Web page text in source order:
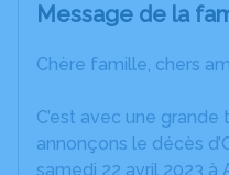
Message de la
Chère famille, chers
C’est avec une
annonçons le décès
samedi 22 avril 2023 à